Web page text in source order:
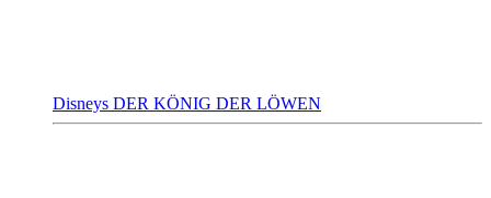
Disneys DER KÖNIG DER LÖWEN